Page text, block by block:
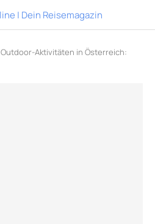
Outdoor-Aktivitäten in Österreich: